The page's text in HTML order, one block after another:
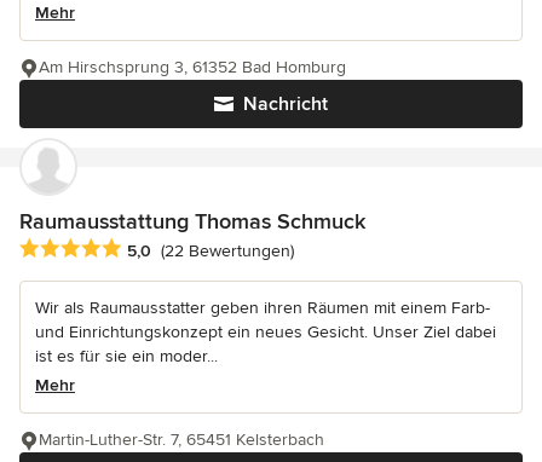
Mehr
Nachricht
Am Hirschsprung 3, 61352 Bad Homburg
Raumausstattung Thomas Schmuck
Durchschnittliche Bewertung: 5 von 5 Sternen
5,0 (22 Bewertungen)
Wir als Raumausstatter geben ihren Räumen mit einem Farb-
und Einrichtungskonzept ein neues Gesicht. Unser Ziel dabei
ist es für sie ein moder...
Mehr
Martin-Luther-Str. 7, 65451 Kelsterbach